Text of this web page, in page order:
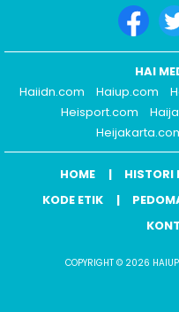
HAI
Haiidn.com
Haiup.com
Heisport.com
HOME HISTORI
KODE ETIK
COPYRIGHT © 2026